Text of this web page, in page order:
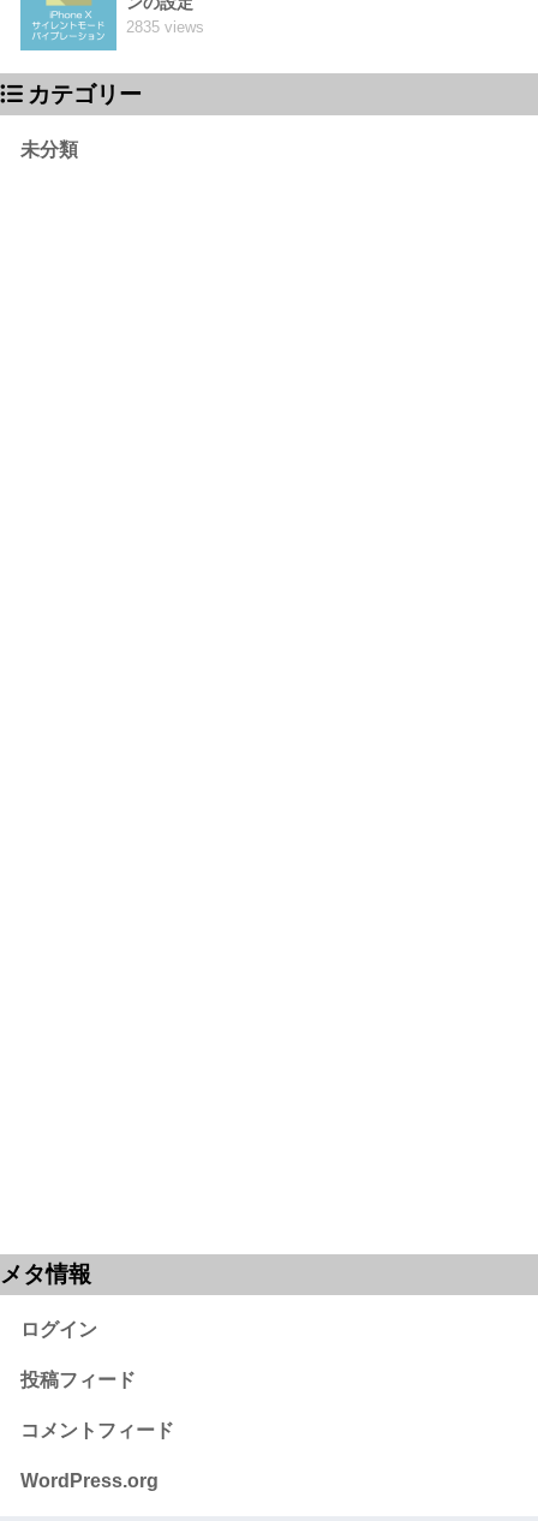
2835 views
カテゴリー
未分類
メタ情報
ログイン
投稿フィード
コメントフィード
WordPress.org